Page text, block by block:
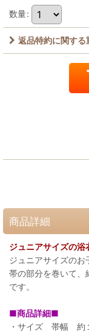
数量:
返品特約に関する
商品詳細
ジュニアサイズの
ジュニアサイズのお
帯の部分を巻いて、
です。
■商品詳細■
・サイズ 帯幅 約